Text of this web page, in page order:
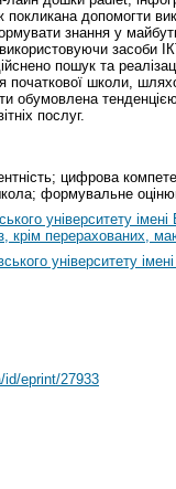
допомогти
знання y
засоби
пошук та
школи,
обумовлена
послуг.
цифрова
формувальне
університету
крім перерахованих,
університету
id/eprint/27933